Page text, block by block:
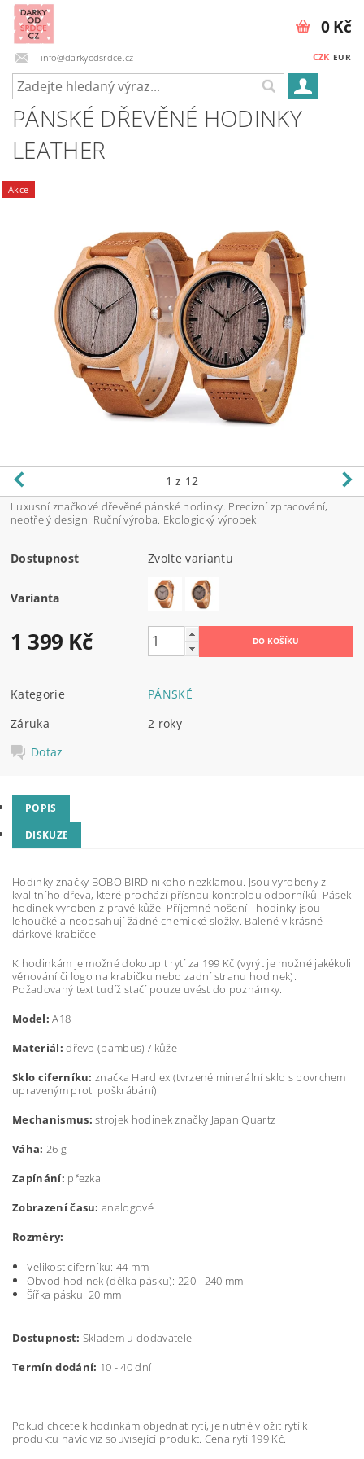
info@darkyodsrdce.cz CZK EUR
0 Kč
PÁNSKÉ DŘEVĚNÉ HODINKY
LEATHER
Akce
1 z 12
Luxusní značkové dřevěné pánské hodinky. Precizní zpracování,
neotřelý design. Ruční výroba. Ekologický výrobek.
Dostupnost Zvolte variantu
Varianta
1 399 Kč
Kategorie
PÁNSKÉ
Záruka
2 roky
Dotaz
POPIS
DISKUZE
Hodinky značky BOBO BIRD nikoho nezklamou. Jsou vyrobeny z
kvalitního dřeva, které prochází přísnou kontrolou odborníků. Pásek
hodinek vyroben z pravé kůže. Příjemné nošení - hodinky jsou
lehoučké a neobsahují žádné chemické složky. Balené v krásné
dárkové krabičce.
K hodinkám je možné dokoupit rytí za 199 Kč (vyrýt je možné jakékoli
věnování či logo na krabičku nebo zadní stranu hodinek).
Požadovaný text tudíž stačí pouze uvést do poznámky.
Model: A18
Materiál: dřevo (bambus) / kůže
Sklo ciferníku: značka Hardlex (tvrzené minerální sklo s povrchem
upraveným proti poškrábání)
Mechanismus: strojek hodinek značky Japan Quartz
Váha: 26 g
Zapínání: přezka
Zobrazení času: analogové
Rozměry:
Velikost ciferníku: 44 mm
Obvod hodinek (délka pásku): 220 - 240 mm
Šířka pásku: 20 mm
Dostupnost: Skladem u dodavatele
Termín dodání: 10 - 40 dní
Pokud chcete k hodinkám objednat rytí, je nutné vložit rytí k
produktu navíc viz související produkt. Cena rytí 199 Kč.